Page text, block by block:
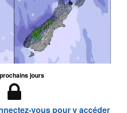
jours
vous pour y accéder